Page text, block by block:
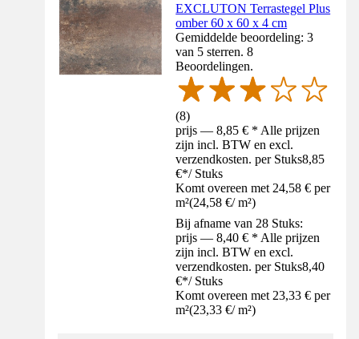
EXCLUTON Terrastegel Plus
omber 60 x 60 x 4 cm
Gemiddelde beoordeling: 3
van 5 sterren. 8
Beoordelingen.
(8)
prijs — 8,85 € * Alle prijzen
zijn incl. BTW en excl.
verzendkosten. per Stuks8,85
€*/ Stuks
Komt overeen met 24,58 € per
m²(24,58 €/ m²)
Bij afname van 28 Stuks:
prijs — 8,40 € * Alle prijzen
zijn incl. BTW en excl.
verzendkosten. per Stuks8,40
€*/ Stuks
Komt overeen met 23,33 € per
m²(23,33 €/ m²)